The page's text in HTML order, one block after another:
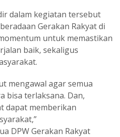
dalam kegiatan tersebut
Gerakan Rakyat di
untuk memastikan
baik, sekaligus
mengawal agar semua
bisa terlaksana. Dan,
dapat memberikan
DPW Gerakan Rakyat